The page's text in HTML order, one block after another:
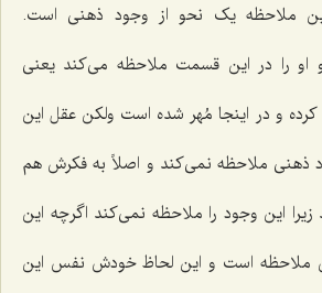
ملاحظه یک نحو از وجود ذهنی است.
را در این قسمت ملاحظه می‌کند یعنی
و در اینجا مُهر شده است ولکن عقل این
ذهنی ملاحظه نمی‌کند و اصلاً به فکرش هم
این وجود را ملاحظه نمی‌کند اگرچه این
است و این لحاظ خودش نفس این